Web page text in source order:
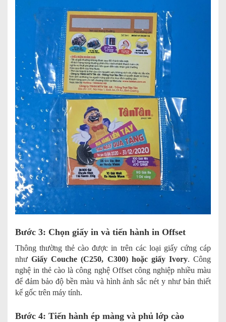
Bước 3: Chọn giấy in và tiến hành in Offset
Thông thường thẻ cào được in trên các loại giấy cứng cáp
nhưGiấy Couche (C250, C300) hoặc giấy Ivory. Công
nghệ in thẻ cào là công nghệ Offset công nghiệp nhiều màu
để đảm bảo độ bền màu và hình ảnh sắc nét y như bản thiết
kế gốc trên máy tính.
Bước 4: Tiến hành ép màng và phủ lớp cào